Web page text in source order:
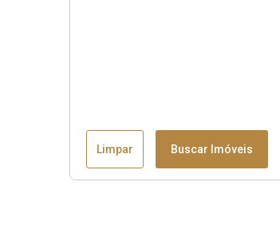
Limpar Buscar Imóveis